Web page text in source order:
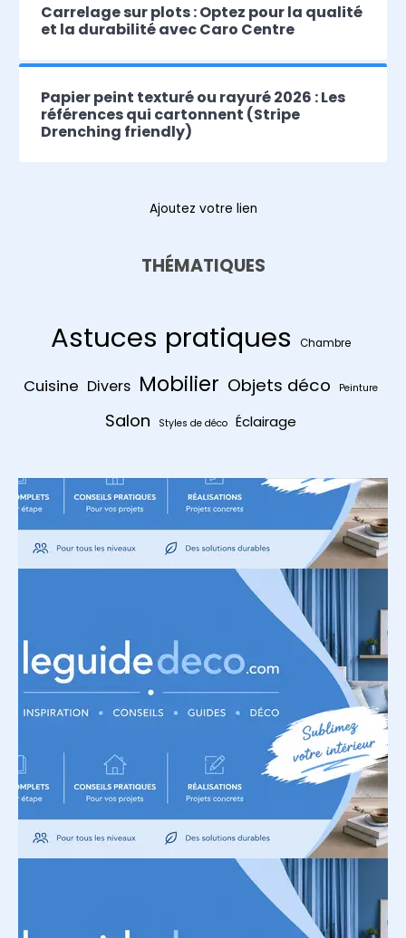
Carrelage sur plots : Optez pour la qualité
et la durabilité avec Caro Centre
Papier peint texturé ou rayuré 2026 : Les
références qui cartonnent (Stripe
Drenching friendly)
Ajoutez votre lien
THÉMATIQUES
Astuces pratiques Chambre
Cuisine Divers Mobilier Objets déco Peinture
Salon Styles de déco Éclairage